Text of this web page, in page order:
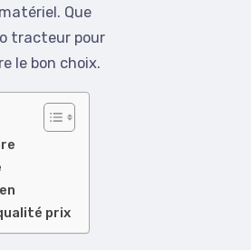
Que
tracteur pour
le bon choix.
prix